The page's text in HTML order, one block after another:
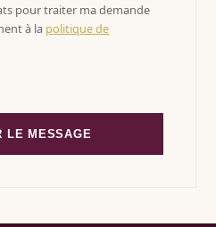
pour traiter ma demande
à la politique de
LE MESSAGE